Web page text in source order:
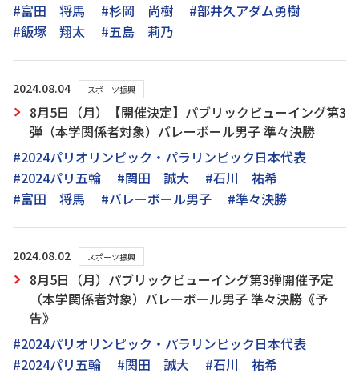
#富田 将馬
#杉岡 尚樹
#部井久アダム勇樹
#飯塚 翔太
#五島 莉乃
2024.08.04 スポーツ振興
8月5日（月）【開催決定】パブリックビューイング第3
弾（本学関係者対象）バレーボール男子 準々決勝
#2024パリオリンピック・パラリンピック日本代表
#2024パリ五輪
#関田 誠大
#石川 祐希
#富田 将馬
#バレーボール男子 #準々決勝
2024.08.02 スポーツ振興
8月5日（月）パブリックビューイング第3弾開催予定
（本学関係者対象）バレーボール男子 準々決勝《予
告》
#2024パリオリンピック・パラリンピック日本代表
#2024パリ五輪
#関田 誠大
#石川 祐希